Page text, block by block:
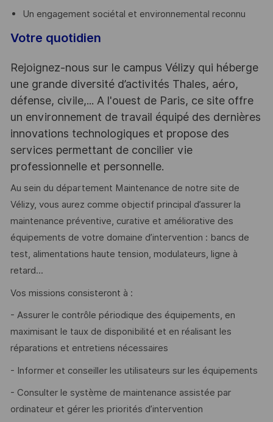
Un engagement sociétal et environnemental reconnu
Votre quotidien
Rejoignez-nous sur le campus Vélizy qui héberge
une grande diversité d’activités Thales, aéro,
défense, civile,... A l'ouest de Paris, ce site offre
un environnement de travail équipé des dernières
innovations technologiques et propose des
services permettant de concilier vie
professionnelle et personnelle.
Au sein du département Maintenance de notre site de
Vélizy, vous aurez comme objectif principal d’assurer la
maintenance préventive, curative et améliorative des
équipements de votre domaine d’intervention : bancs de
test, alimentations haute tension, modulateurs, ligne à
retard...
Vos missions consisteront à :
- Assurer le contrôle périodique des équipements, en
maximisant le taux de disponibilité et en réalisant les
réparations et entretiens nécessaires
- Informer et conseiller les utilisateurs sur les équipements
- Consulter le système de maintenance assistée par
ordinateur et gérer les priorités d’intervention